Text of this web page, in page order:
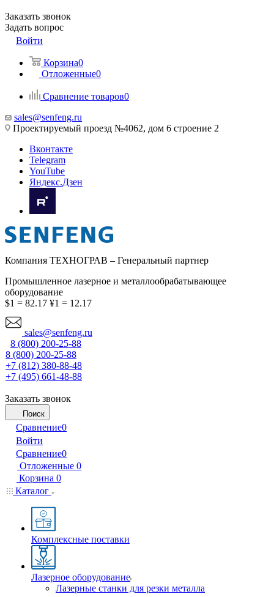
Заказать звонок
Задать вопрос
Войти
Корзина0
Отложенные0
Сравнение товаров0
sales@senfeng.ru
Проектируемый проезд №4062, дом 6 строение 2
Вконтакте
Telegram
YouTube
Яндекс.Дзен
Компания ТЕХНОГРАВ – Генеральный партнер
Промышленное лазерное и металлообрабатывающее
оборудование
$1 = 82.17 ¥1 = 12.17
sales@senfeng.ru
8 (800) 200-25-88
8 (800) 200-25-88
+7 (812) 380-88-48
+7 (495) 661-48-88
Заказать звонок
Поиск
Сравнение0
Войти
Сравнение0
Отложенные 0
Корзина 0
Каталог
Комплексные поставки
Лазерное оборудование
Лазерные станки для резки металла